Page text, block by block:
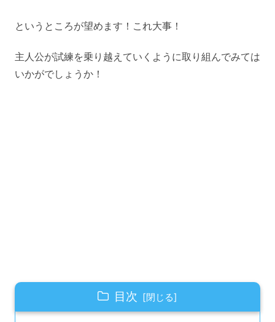
というところが望めます！これ大事！
主人公が試練を乗り越えていくように取り組んでみては
いかがでしょうか！
目次